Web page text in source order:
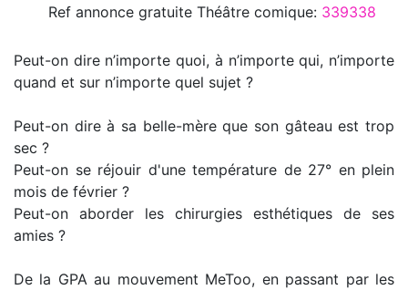
Ref annoncegratuite Théâtre comique: 339338
Peut-on dire n’importe quoi, à n’importe qui, n’importe
quand et sur n’importe quel sujet ?
Peut-on dire à sa belle-mère que son gâteau est trop
sec ?
Peut-on se réjouir d'une température de 27° en plein
mois de février ?
Peut-on aborder les chirurgies esthétiques de ses
amies ?
De la GPA au mouvement MeToo, en passant par les